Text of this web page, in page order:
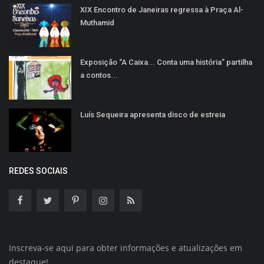
XIX Encontro de Janeiras regressa à Praça Al-
Muthamid
Exposição “A Caixa... Conta uma história” partilha
a contos...
Luís Sequeira apresenta disco de estreia
REDES SOCIAIS
Inscreva-se aqui para obter informações e atualizações em